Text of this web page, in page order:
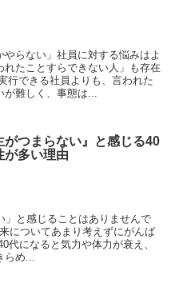
やらない」社員に対する悩みはよ
れたことすらできない人」も存在
行できる社員よりも、言われた
が難しく、事態は...
がつまらない』と感じる40
が多い理由
」と感じることはありませんで
についてあまり考えずにがんば
代になると気力や体力が衰え、
め...